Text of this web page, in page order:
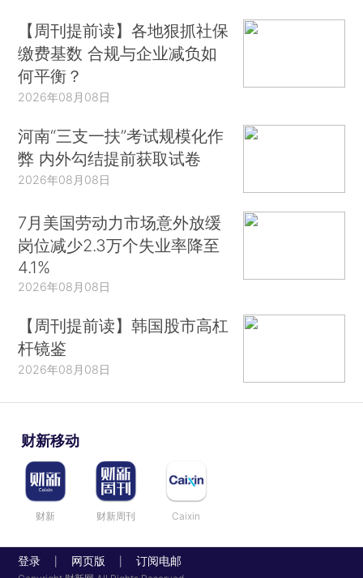
【周刊提前读】各地狠抓社保
缴费基数 合规与企业减负如
何平衡？
2026年08月08日
河南“三支一扶”考试规模化作
弊 内外勾结提前获取试卷
2026年08月08日
7月美国劳动力市场意外放缓
岗位减少2.3万个失业率降至
4.1%
2026年08月08日
【周刊提前读】韩国股市高杠
杆镜鉴
2026年08月08日
财新移动
财新 财新周刊 Caixin
登录 网页版 订阅电邮